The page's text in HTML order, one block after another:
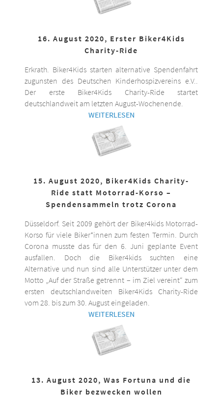
16. August 2020, Erster Biker4Kids
Charity-Ride
Erkrath. Biker4Kids starten alternative Spendenfahrt
zugunsten des Deutschen Kinderhospizvereins e.V..
Der erste Biker4Kids Charity-Ride startet
deutschlandweit am letzten August-Wochenende.
WEITERLESEN
15. August 2020, Biker4Kids Charity-
Ride statt Motorrad-Korso –
Spendensammeln trotz Corona
Düsseldorf. Seit 2009 gehört der Biker4kids Motorrad-
Korso für viele Biker*innen zum festen Termin. Durch
Corona musste das für den 6. Juni geplante Event
ausfallen. Doch die Biker4kids suchten eine
Alternative und nun sind alle Unterstützer unter dem
Motto „Auf der Straße getrennt – im Ziel vereint“ zum
ersten deutschlandweiten Biker4Kids Charity-Ride
vom 28. bis zum 30. August eingeladen.
WEITERLESEN
13. August 2020, Was Fortuna und die
Biker bezwecken wollen